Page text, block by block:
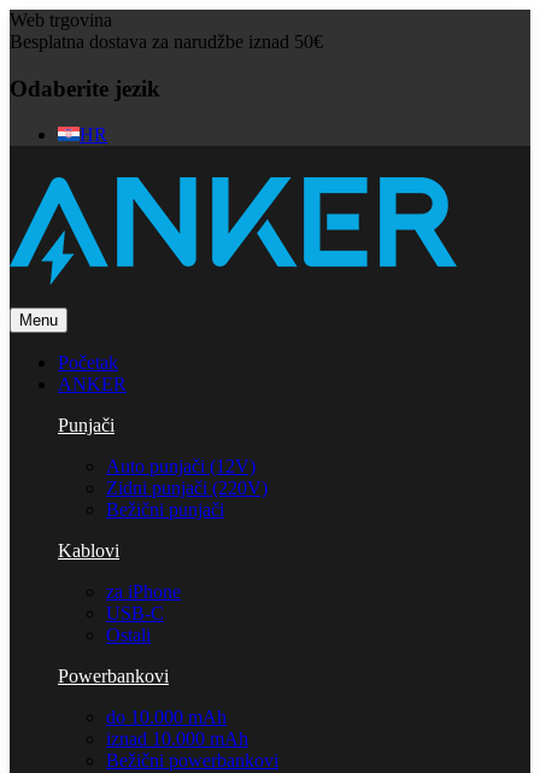
Web trgovina
Besplatna dostava za narudžbe iznad 50€
Odaberite jezik
HR
Menu
Početak
ANKER
Punjači
Auto punjači (12V)
Zidni punjači (220V)
Bežični punjači
Kablovi
za iPhone
USB-C
Ostali
Powerbankovi
do 10.000 mAh
iznad 10.000 mAh
Bežični powerbankovi